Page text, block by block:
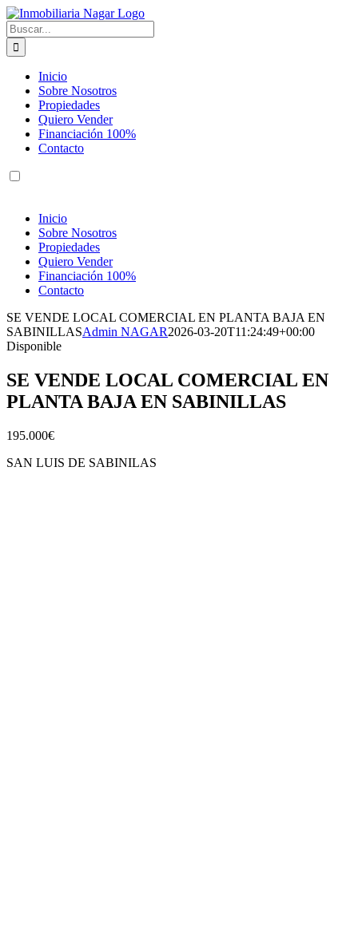
Saltar
al
contenido
Buscar:
Inicio
Sobre Nosotros
Propiedades
Quiero Vender
Financiación 100%
Contacto
Inicio
Sobre Nosotros
Propiedades
Quiero Vender
Financiación 100%
Contacto
SE VENDE LOCAL COMERCIAL EN PLANTA BAJA EN
SABINILLASAdmin NAGAR2026-03-20T11:24:49+00:00
Disponible
SE VENDE LOCAL COMERCIAL EN
PLANTA BAJA EN SABINILLAS
195.000€
SAN LUIS DE SABINILAS